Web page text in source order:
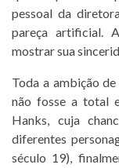
pessoal da
pareça artificial.
mostrar sua
Toda a ambição
não fosse a total
Hanks, cuja
diferentes
século 19),